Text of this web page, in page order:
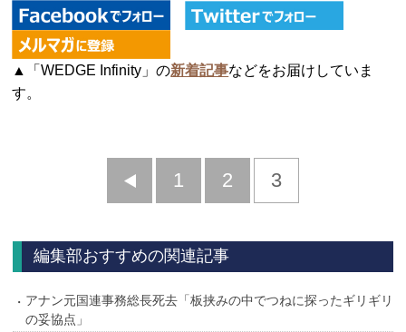
▲「WEDGE Infinity」の新着記事などをお届けしていま
す。
前
1 2 3
編集部おすすめの関連記事
アナン元国連事務総長死去「板挟みの中でつねに探ったギリギリ
の妥協点」